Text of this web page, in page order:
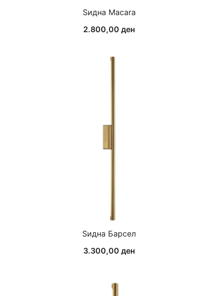
Ѕидна Macara
2.800,00 ден
Ѕидна Барсел
3.300,00 ден